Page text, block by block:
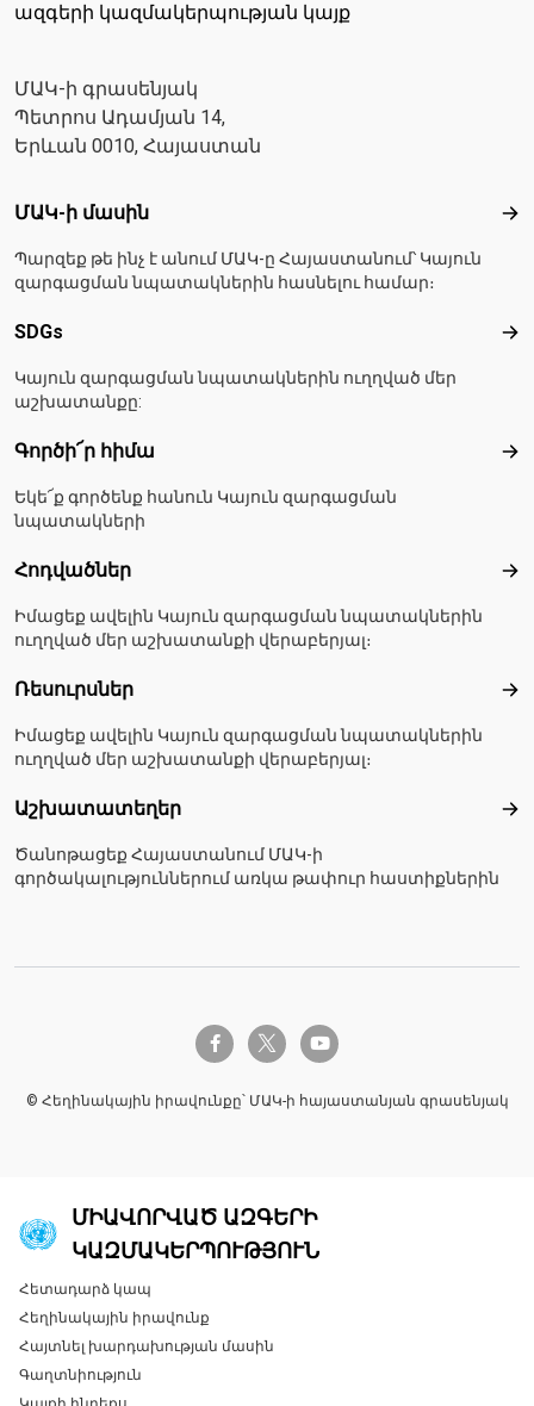
ազգերի կազմակերպության կայք
ՄԱԿ-ի գրասենյակ
Պետրոս Ադամյան 14,
Երևան 0010, Հայաստան
Footer menu
ՄԱԿ-ի մասին
Պարզեք թե ինչ է անում ՄԱԿ-ը Հայաստանում՝ Կայուն
զարգացման նպատակներին հասնելու համար։
SDGs
Կայուն զարգացման նպատակներին ուղղված մեր
աշխատանքը:
Գործի՜ր հիմա
Եկե՜ք գործենք հանուն Կայուն զարգացման
նպատակների
Հոդվածներ
Իմացեք ավելին Կայուն զարգացման նպատակներին
ուղղված մեր աշխատանքի վերաբերյալ։
Ռեսուրսներ
Իմացեք ավելին Կայուն զարգացման նպատակներին
ուղղված մեր աշխատանքի վերաբերյալ։
Աշխատատեղեր
Ծանոթացեք Հայաստանում ՄԱԿ-ի
գործակալություններում առկա թափուր հաստիքներին
facebook-ftwitter-x youtube
© Հեղինակային իրավունքը՝ ՄԱԿ-ի հայաստանյան գրասենյակ
ՄԻԱՎՈՐՎԱԾ ԱԶԳԵՐԻ
ԿԱԶՄԱԿԵՐՊՈՒԹՅՈՒՆ
Global U.N. menu
Հետադարձ կապ
Հեղինակային իրավունք
Հայտնել խարդախության մասին
Գաղտնիություն